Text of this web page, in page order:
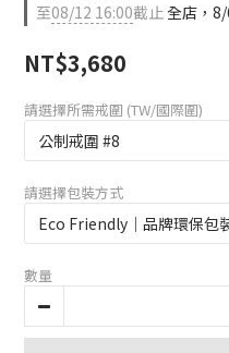
至08/12 16:00截止全店，
NT$3,680
請選擇所需戒圍 (TW/國際圍)
請選擇包裝方式
數量